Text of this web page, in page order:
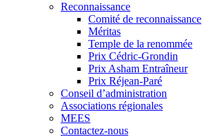
Reconnaissance
Comité de reconnaissance
Méritas
Temple de la renommée
Prix Cédric-Grondin
Prix Asham Entraîneur
Prix Réjean-Paré
Conseil d’administration
Associations régionales
MEES
Contactez-nous